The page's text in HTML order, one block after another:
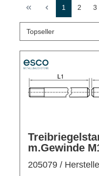
1 2 3
m.Gewinde
l=1x750/
L/R
205079 /